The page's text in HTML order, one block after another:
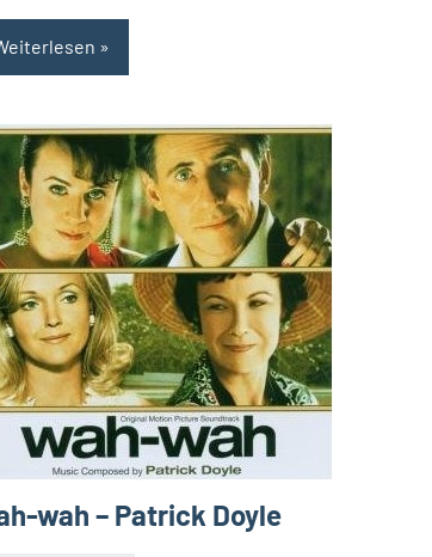
wah – Patrick Doyle